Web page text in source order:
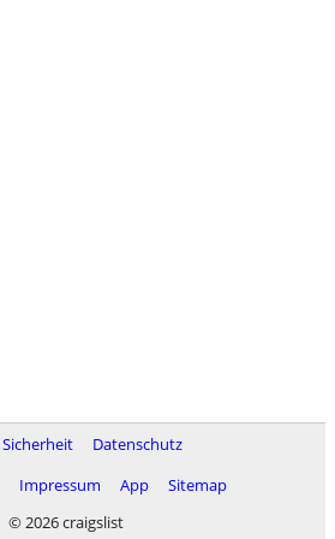
Sicherheit
Datenschutz
Impressum App
Sitemap
© 2026 craigslist